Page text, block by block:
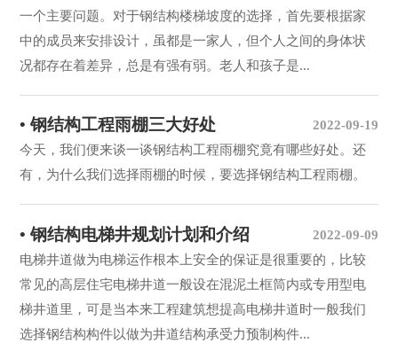
一个主要问题。对于钢结构楼梯坡度的选择，首先要根据家
中的成员来安排设计，虽都是一家人，但个人之间的身体状
况都存在着差异，总是有强有弱。老人和孩子是...
2022-09-19
• 钢结构工程雨棚三大好处
今天，我们便来谈一谈钢结构工程雨棚究竟有哪些好处。还
有，为什么我们选择雨棚的时候，要选择钢结构工程雨棚。
2022-09-09
• 钢结构电梯井规划计划和介绍
电梯井道做为电梯运作根本上安全的保证是很重要的，比较
常见的高层住宅电梯井道一般设在混泥土框筒内或专用型电
梯井道里，可是当本来工程建筑想提高电梯井道时一般我们
选择钢结构构件以做为井道结构承受力预制构件...